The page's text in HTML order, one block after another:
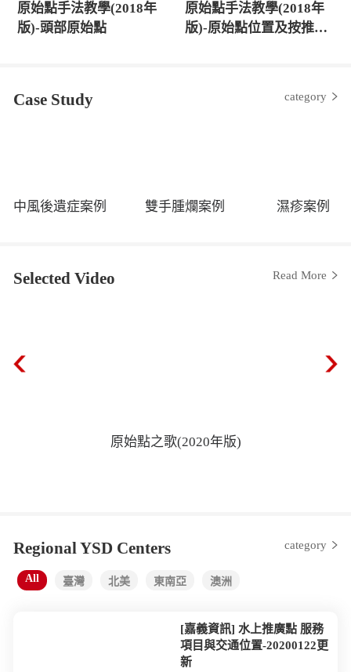
原始點手法教學(2018年
版)-頭部原始點
原始點手法教學(2018年
版)-原始點位置及按推原
Case Study category
中風後遺症案例 雙手腫爛案例 濕疹案例
Selected Video Read More
原始點之歌(2020年版)
Regional YSD Centers category
All 臺灣 北美 東南亞 澳洲
[嘉義資訊] 水上推廣點 服務
項目與交通位置-20200122更
新